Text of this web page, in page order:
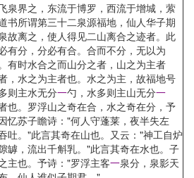
泉界之，东流于博罗，西流于增城，萦
书所谓第三十二泉源福地，仙人华子期
故离之，使人得见二山离合之迹者。此
有分，分必有合。合而不分，无以为
有时水合之而山分之者，山之为主者
，水之为主者也。水之为主，故福地号
则主水无分一勺，水多则主山无分一
也。罗浮山之奇在合，水之奇在分，予
忆苏子瞻诗："何人守蓬莱，夜半失左
吐。"此言其奇在山也。又云："神工自炉
罅，流出千斛乳。"此言其奇在水也。子
主也。予诗："罗浮主客一泉分，泉影天